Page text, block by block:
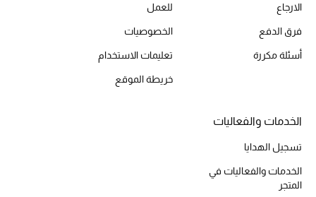
جميع مستحضرات الجمال
الأكثر مبيعاً
الارجاع
فرق الدفع
أسئلة مكررة
للعمل
الخصوصيات
تعليمات الاستخدام
خريطة الموقع
الخدمات والفعاليات
تسجيل الهدايا
الخدمات والفعاليات في
المتجر